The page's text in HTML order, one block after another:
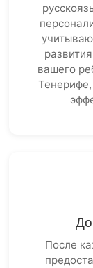
вашего
После